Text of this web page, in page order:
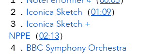
２． Iconica Sketch （01:09）
３． Iconica Sketch +
NPPE （02:13）
４． BBC Symphony Orchestra